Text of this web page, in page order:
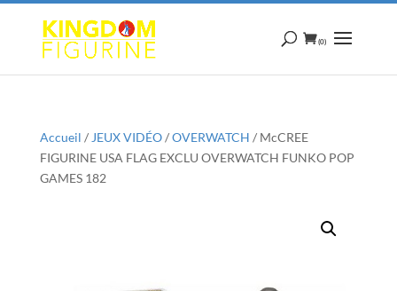
(0)
Accueil / JEUX VIDÉO/OVERWATCH / McCREE
FIGURINE USA FLAG EXCLU OVERWATCH FUNKO POP
GAMES 182